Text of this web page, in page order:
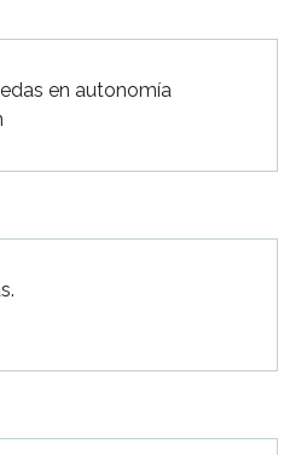
en autonomía